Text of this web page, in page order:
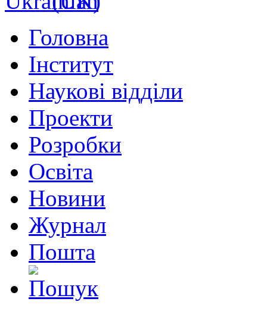
Головна
Інститут
Наукові відділи
Проекти
Розробки
Освіта
Новини
Журнал
Пошта